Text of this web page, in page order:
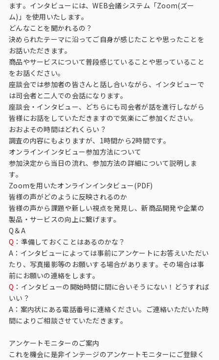
アンケートモニター
採用情報
ます。インタビューには、WEB会議システム「Zoom(ズー
ム)」を使用いたします。
どんなことを聞かれるの？
決められたテーマに沿ってご自身が感じたことや思ったことを
お話いただきます。
商品やサービスについて普段感じていることや思っていること
をお話ください。
座談会では参加者の皆さんと話し合いながら、インタビューで
は司会者と二人での会話になります。
座談会・インタビュー、どちらにも司会者が話を進行しながら
皆様にお話をしていただきますので気楽にご参加ください。
おおよその時間はどれくらい？
調査の内容にもよりますが、1時間から2時間です。
オンラインインタビュー参加方法について
参加決定から当日の流れ、参加方法の詳細について説明しま
す。
Zoomを用いたオンラインインタビュー(PDF)
皆様の声がどのように反映されるのか
皆様の声から課題や新しい視点を発見し、新商品開発や企業の
製品・サービスの向上に繋げます。
Q＆A
Q ：準備しておくことはあるのかな？
A：インタビューによっては事前にアンケートにお答えいただい
たり、写真撮影等のお願いする場合があります。その場合は事
前にお願いの連絡をします。
Q ：インタビューの開始時間に間に合いそうにない！どうすれば
いい？
A：案内状にある電話番号に連絡ください。ご連絡いただいた時
間によりご相談させていただきます。
アンケートモニターのご案内
これを機会に是非インテージのアンケートモニターにご登録く